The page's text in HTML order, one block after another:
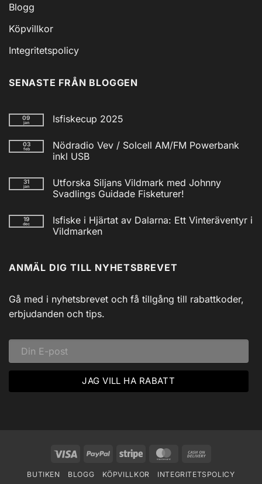
Blogg
Köpvillkor
Integritetspolicy
SENASTE FRÅN BLOGGEN
09
jan Isfiskecup 2025
till
Isfiskecup
2025
03
feb
Nödradio Vev / Solcell AM/FM Powerbank
inkl USB
till
Nödradio
Vev
AM/FM
Powerbank
inkl
31
jan
Utforska Siljans Vildmark med Johnny
Svadlings Guidade Fisketurer!
till
Utforska
Siljans
Svadlings
Guidade
19
dec
Isfiske i Hjärtat av Dalarna: Ett Vinteräventyr i
Vildmarken
Isfiske
i
Dalarna:
Ett
Vinteräventyr
i
ANMÄL DIG TILL NYHETSBREVET
Gå med i nyhetsbrevet och få tillgång till rabattkoder,
erbjudanden och tips.
Visa PayPal Stripe MasterCard
Delivery
BUTIKEN BLOGG KÖPVILLKOR INTEGRITETSPOLICY